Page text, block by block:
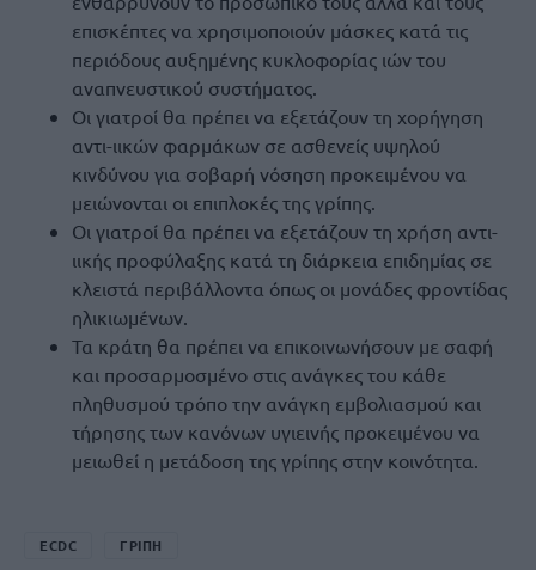
επισκέπτες να χρησιμοποιούν μάσκες κατά τις
περιόδους αυξημένης κυκλοφορίας ιών του
αναπνευστικού συστήματος.
Οι γιατροί θα πρέπει να εξετάζουν τη χορήγηση
αντι-ιικών φαρμάκων σε ασθενείς υψηλού
κινδύνου για σοβαρή νόσηση προκειμένου να
μειώνονται οι επιπλοκές της γρίπης.
Οι γιατροί θα πρέπει να εξετάζουν τη χρήση αντι-
ιικής προφύλαξης κατά τη διάρκεια επιδημίας σε
κλειστά περιβάλλοντα όπως οι μονάδες φροντίδας
ηλικιωμένων.
Τα κράτη θα πρέπει να επικοινωνήσουν με σαφή
και προσαρμοσμένο στις ανάγκες του κάθε
πληθυσμού τρόπο την ανάγκη εμβολιασμού και
τήρησης των κανόνων υγιεινής προκειμένου να
μειωθεί η μετάδοση της γρίπης στην κοινότητα.
ECDC ΓΡΙΠΗ